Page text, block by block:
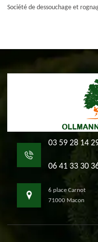
Société de dessouchage et
03 59 28 14
06 41 33 30
6 place Carnot
71000 Macon